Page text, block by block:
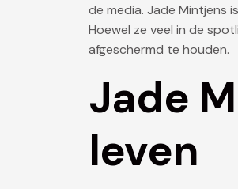
de media. Jade Mintjens
Hoewel ze veel in de
afgeschermd te houden.
Jade
leven